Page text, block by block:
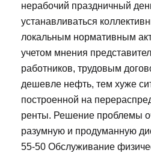
нерабочий праздничный
устанавливаться
локальным нормативным
учетом мнения
работников, трудовым
дешевле нефть, тем хуже
построенной на
ренты. Решение проблемы
разумную и продуманную
55-50 Обслуживание